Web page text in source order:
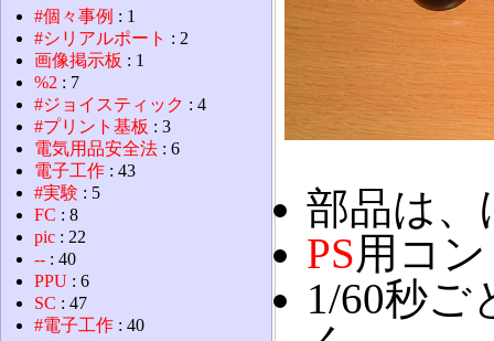
部品は、
PS用コ
1/60秒ご
#個々事例 : 1
#シリアルポート : 2
画像掲示板 : 1
%2 : 7
#ジョイスティック : 4
#プリント基板 : 3
電気用品安全法 : 6
電子工作 : 43
#実験 : 5
FC : 8
pic : 22
-- : 40
PPU : 6
SC : 47
#電子工作 : 40